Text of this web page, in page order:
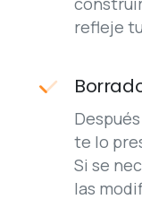
te lo
Si se
las
con tus